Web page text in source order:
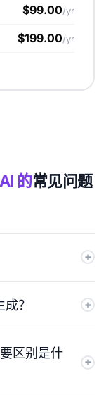
$99.00/yr
$199.00/yr
的常见问题
案。MindMap
，且手动操作无
？
、
AI 也支持广泛
要”、“聚焦主题”
区别是什